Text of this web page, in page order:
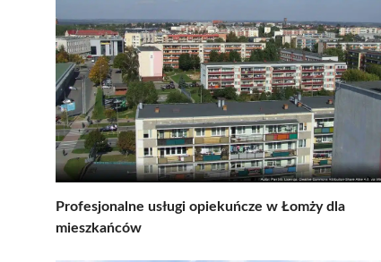
Profesjonalne usługi opiekuńcze w Łomży dla
mieszkańców